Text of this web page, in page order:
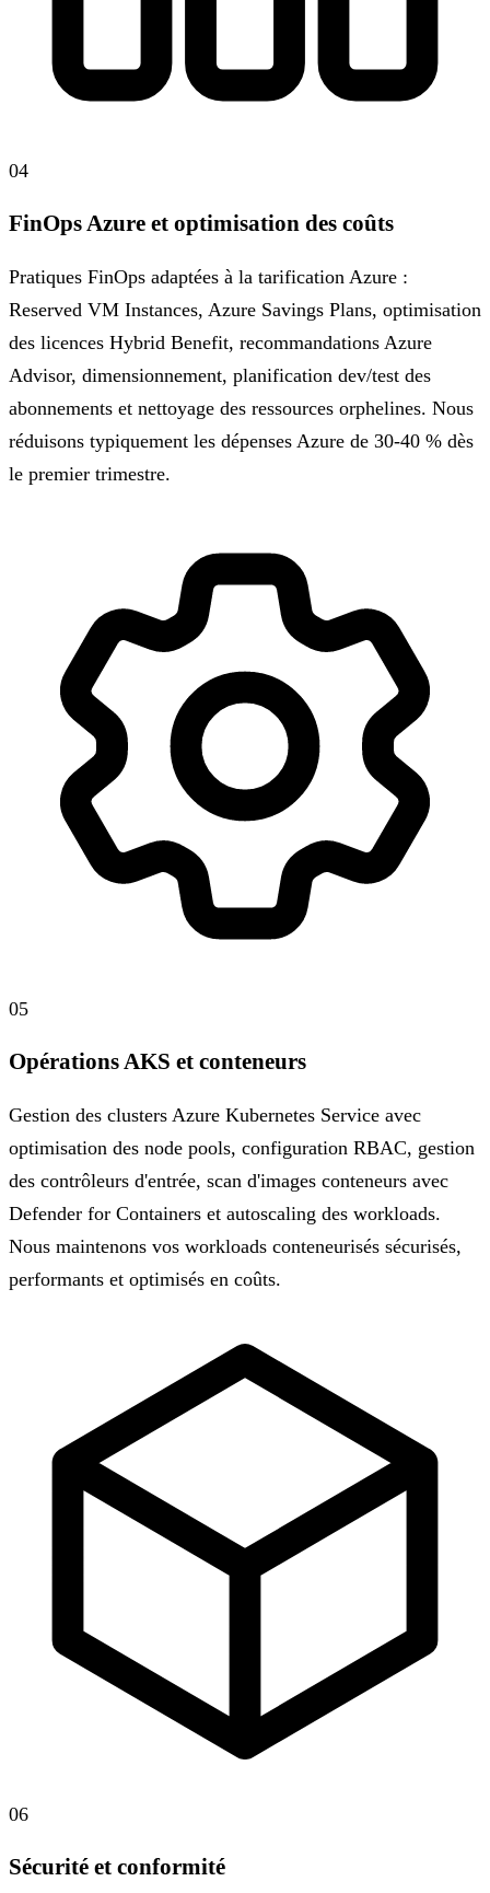
04
FinOps Azure et optimisation des coûts
Pratiques FinOps adaptées à la tarification Azure :
Reserved VM Instances, Azure Savings Plans, optimisation
des licences Hybrid Benefit, recommandations Azure
Advisor, dimensionnement, planification dev/test des
abonnements et nettoyage des ressources orphelines. Nous
réduisons typiquement les dépenses Azure de 30-40 % dès
le premier trimestre.
05
Opérations AKS et conteneurs
Gestion des clusters Azure Kubernetes Service avec
optimisation des node pools, configuration RBAC, gestion
des contrôleurs d'entrée, scan d'images conteneurs avec
Defender for Containers et autoscaling des workloads.
Nous maintenons vos workloads conteneurisés sécurisés,
performants et optimisés en coûts.
06
Sécurité et conformité